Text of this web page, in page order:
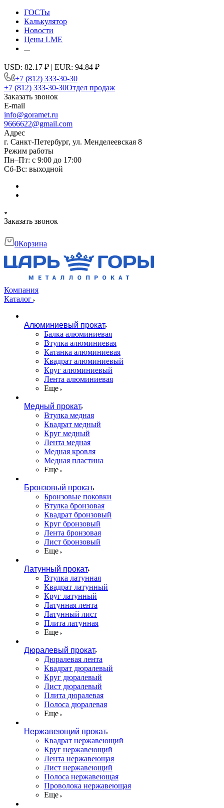
ГОСТы
Калькулятор
Новости
Цены LME
...
USD: 82.17 ₽ | EUR: 94.84 ₽
+7 (812) 333-30-30
+7 (812) 333-30-30Отдел продаж
Заказать звонок
E-mail
info@goramet.ru
9666622@gmail.com
Адрес
г. Санкт-Петербург, ул. Менделеевская 8
Режим работы
Пн–Пт: с 9:00 до 17:00
Сб-Вс: выходной
Заказать звонок
0Корзина
Компания
Каталог
Алюминиевый прокат
Балка алюминиевая
Втулка алюминиевая
Катанка алюминиевая
Квадрат алюминиевый
Круг алюминиевый
Лента алюминиевая
Еще
Медный прокат
Втулка медная
Квадрат медный
Круг медный
Лента медная
Медная кровля
Медная пластина
Еще
Бронзовый прокат
Бронзовые поковки
Втулка бронзовая
Квадрат бронзовый
Круг бронзовый
Лента бронзовая
Лист бронзовый
Еще
Латунный прокат
Втулка латунная
Квадрат латунный
Круг латунный
Латунная лента
Латунный лист
Плита латунная
Еще
Дюралевый прокат
Дюралевая лента
Квадрат дюралевый
Круг дюралевый
Лист дюралевый
Плита дюралевая
Полоса дюралевая
Еще
Нержавеющий прокат
Квадрат нержавеющий
Круг нержавеющий
Лента нержавеющая
Лист нержавеющий
Полоса нержавеющая
Проволока нержавеющая
Еще